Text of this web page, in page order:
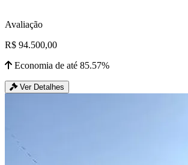
Avaliação
R$ 94.500,00
Economia de até 85.57%
Ver Detalhes